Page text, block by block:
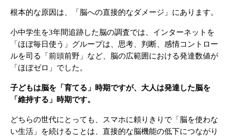
根本的な原因は、「脳への直接的なダメージ」にあります。
小中学生を3年間追跡した脳の調査では、インターネットを
「ほぼ毎日使う」グループは、思考、判断、感情コントロー
ルを司る「前頭前野」など、脳の広範囲における発達数値が
「ほぼゼロ」でした。
子どもは脳を「育てる」時期ですが、大人は発達した脳を
「維持する」時期です。
どちらの世代にとっても、スマホに頼りきりで「脳を使わな
い生活」を続けることは、直接的な脳機能の低下につながり